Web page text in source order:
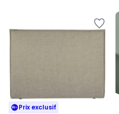
Prix exclusif